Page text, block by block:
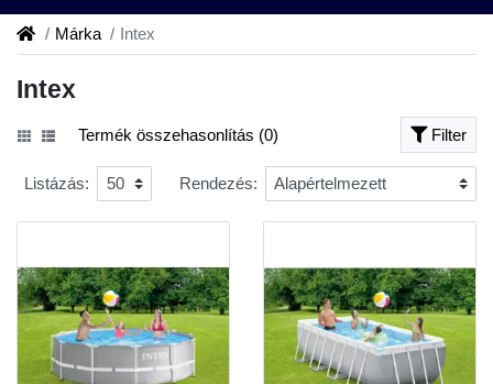
Márka Intex
Intex
Filter
Termék összehasonlítás (0)
Listázás: Rendezés: